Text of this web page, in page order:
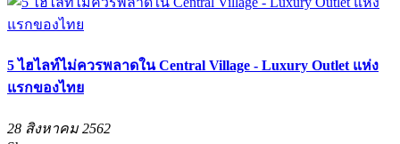
5 ไฮไลท์ไม่ควรพลาดใน Central Village - Luxury Outlet แห่ง
แรกของไทย
28 สิงหาคม 2562